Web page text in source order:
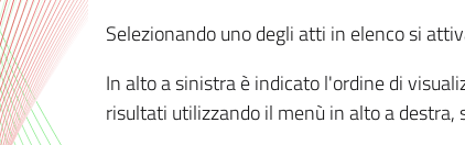
Selezionando uno degli atti in elenco si
In alto a sinistra è indicato l'ordine di
risultati utilizzando il menù in alto a destra,